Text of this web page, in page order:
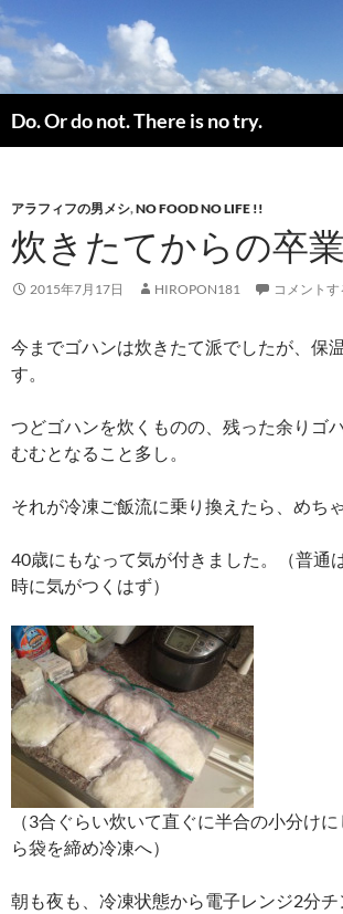
コ
ン
テ
ン
ツ
へ
プ
Do. Or do not. There is no try.
索
アラフィフの男メシ,NO FOOD NO LIFE !!
炊きたてからの卒業
2015年7月17日 HIROPON181 コメントす
今までゴハンは炊きたて派でしたが、保
す。
つどゴハンを炊くものの、残った余りゴ
むむとなること多し。
それが冷凍ご飯流に乗り換えたら、めちゃ
40歳にもなって気が付きました。（普通
時に気がつくはず）
（3合ぐらい炊いて直ぐに半合の小分け
ら袋を締め冷凍へ）
朝も夜も、冷凍状態から電子レンジ2分